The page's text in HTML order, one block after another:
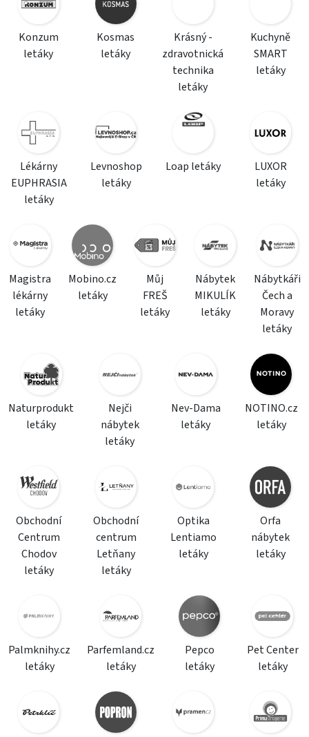
Konzum
letáky
Kosmas
letáky
Krásný -
zdravotnická
technika
letáky
Kuchyně
SMART
letáky
Lékárny
EUPHRASIA
letáky
Levnoshop
letáky
Loap letáky
LUXOR
letáky
Magistra
lékárny
letáky
Mobino.cz
letáky
Můj
FREŠ
letáky
Nábytek
MIKULÍK
letáky
Nábytkáři
Čech a
Moravy
letáky
Naturprodukt
letáky
Nejči
nábytek
letáky
Nev-Dama
letáky
NOTINO.cz
letáky
Obchodní
Centrum
Chodov
letáky
Obchodní
centrum
Letňany
letáky
Optika
Lentiamo
letáky
Orfa
nábytek
letáky
Palmknihy.cz
letáky
Parfemland.cz
letáky
Pepco
letáky
Pet Center
letáky